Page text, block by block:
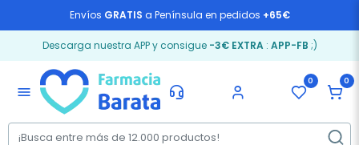
Envíos GRATIS a Península en pedidos +65€
Descarga nuestra APP y consigue -3€ EXTRA: APP-FB ;)
menu
0 0